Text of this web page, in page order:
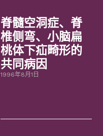
脊髓空洞症、脊
椎侧弯、小脑扁
桃体下疝畸形的
共同病因
1996年8月1日